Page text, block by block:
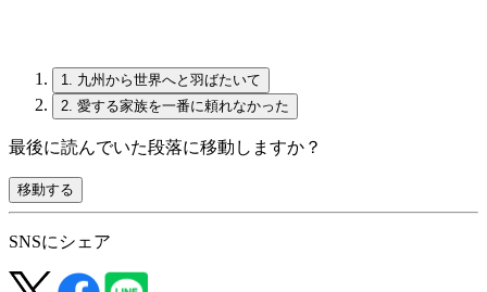
1.
九州から世界へと羽ばたいて
2. 愛する家族を一番に頼れなかった
最後に読んでいた段落に移動しますか？
移動する
SNSにシェア